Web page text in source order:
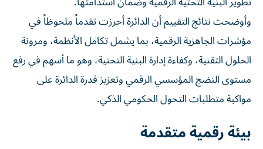
وأوضحت نتائج التقييم أن الدائرة أحرزت تقدماً ملحوظاً في
مؤشرات الجاهزية الرقمية، بما يشمل تكامل الأنظمة، ومرونة
الحلول التقنية، وكفاءة إدارة البنية التحتية، وهو ما أسهم في رفع
مستوى النضج المؤسسي الرقمي وتعزيز قدرة الدائرة على
مواكبة متطلبات التحول الحكومي الذكي.
بيئة رقمية متقدمة